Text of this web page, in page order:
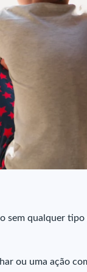
sem qualquer tipo
ou uma ação